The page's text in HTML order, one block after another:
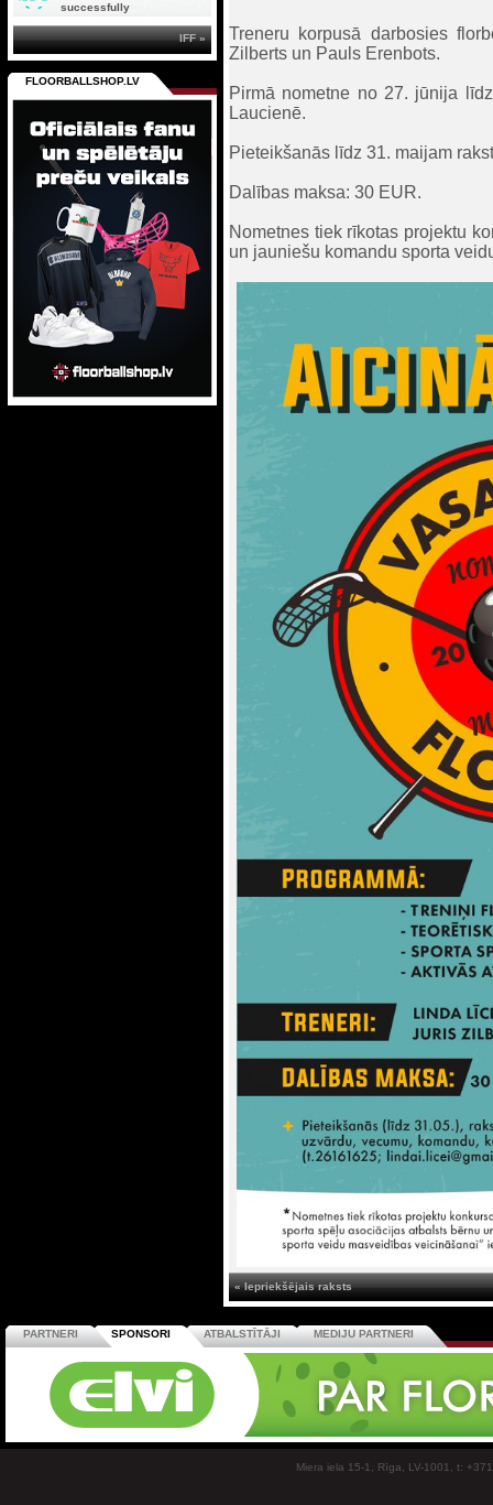
Treneru korpusā darbosies
Zilberts un Pauls Erenbots.
Pirmā nometne no 27. jūnija
Laucienē.
Pieteikšanās līdz 31. maijam
Dalības maksa: 30 EUR.
Nometnes tiek rīkotas projektu
un jauniešu komandu sporta
« Iepriekšējais raksts
successfully
IFF »
FLOORBALLSHOP.LV
PARTNERI SPONSORI ATBALSTĪTĀJI MEDIJU PARTNERI
Miera iela 15-1, Rīga, LV-1001, t: